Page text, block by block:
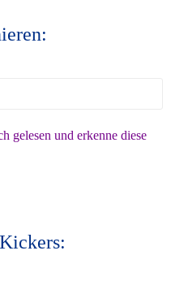
gelesen und erkenne diese